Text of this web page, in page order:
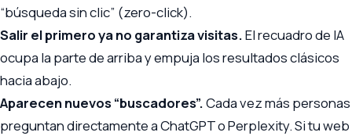
“búsqueda sin clic” (zero-click).
Salir el primero ya no garantiza visitas.El recuadro de IA
ocupa la parte de arriba y empuja los resultados clásicos
hacia abajo.
Aparecen nuevos “buscadores”.Cada vez más personas
preguntan directamente a ChatGPT o Perplexity. Si tu web